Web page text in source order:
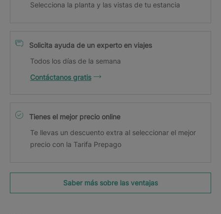
Selecciona la planta y las vistas de tu estancia
Solicita ayuda de un experto en viajes
Todos los días de la semana
Contáctanos gratis
Tienes el mejor precio online
Te llevas un descuento extra al seleccionar el mejor
precio con la Tarifa Prepago
Saber más sobre las ventajas